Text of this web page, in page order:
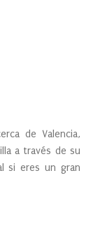
de Valencia,
a través de su
si eres un gran